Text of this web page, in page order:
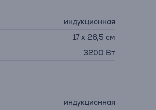
индукционная
17 х 26,5 см
3200 Вт
индукционная